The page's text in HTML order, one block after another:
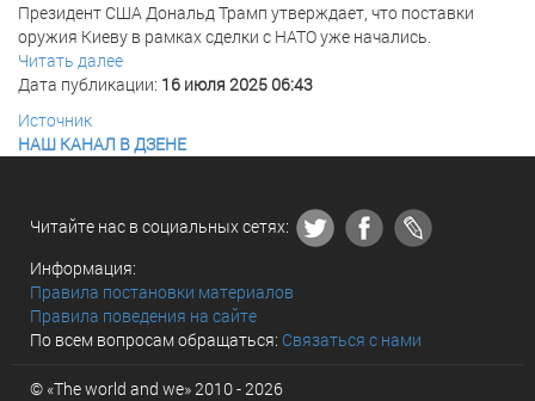
Президент США Дональд Трамп утверждает, что поставки
оружия Киеву в рамках сделки с НАТО уже начались.
Читать далее
Дата публикации: 16 июля 2025 06:43
Источник
НАШ КАНАЛ В ДЗЕНЕ
Читайте нас в социальных сетях:
Информация:
Правила постановки материалов
Правила поведения на сайте
По всем вопросам обращаться: Связаться с нами
© «The world and we» 2010 - 2026